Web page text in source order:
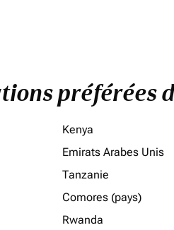
préférées
Kenya
Emirats Arabes Unis
Tanzanie
Comores (pays)
Rwanda